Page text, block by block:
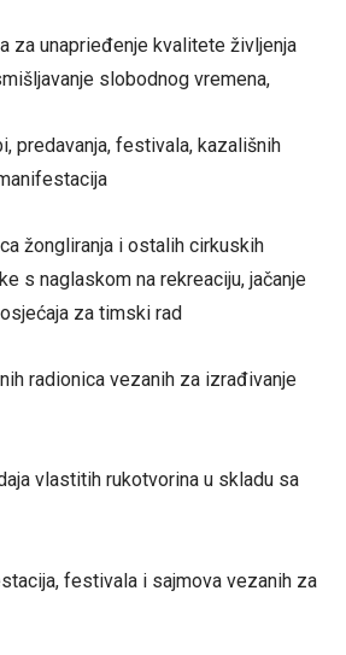
za unaprieđenje kvalitete življenja
slobodnog vremena,
predavanja, festivala, kazališnih
žongliranja i ostalih cirkuskih
s naglaskom na rekreaciju, jačanje
za timski rad
radionica vezanih za izrađivanje
vlastitih rukotvorina u skladu sa
festivala i sajmova vezanih za